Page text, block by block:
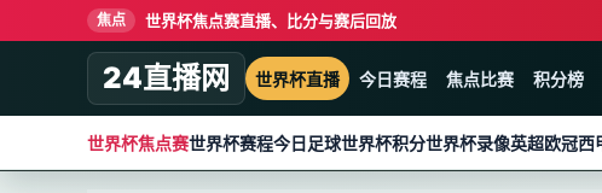
焦点 世界杯焦点赛直播、比分与赛后回放
24直播网 世界杯直播 今日赛程 焦点比赛 积分榜
世界杯焦点赛世界杯赛程今日足球世界杯积分世界杯录像英超欧冠西